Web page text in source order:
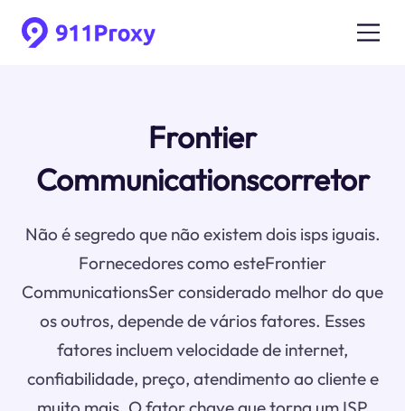
Frontier
Communicationscorretor
Não é segredo que não existem dois isps iguais.
Fornecedores como esteFrontier
CommunicationsSer considerado melhor do que
os outros, depende de vários fatores. Esses
fatores incluem velocidade de internet,
confiabilidade, preço, atendimento ao cliente e